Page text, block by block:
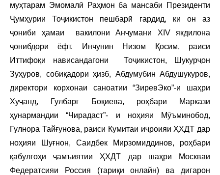
муҳтарам Эмомалӣ Раҳмон ба мансаби Президенти
Ҷумҳурии Тоҷикистон пешбарӣ гардид, ки он аз
ҷониби ҳамаи вакилони Анҷумани XIV якдилона
ҷонибдорӣ ёфт. Инчунин Низом Қосим, раиси
Иттифоқи нависандагони Тоҷикистон, Шукурҷон
Зуҳуров, собиқадори ҳизб, Абдумубин Абдушукуров,
директори корхонаи саноатии “ЗиревЭко”-и шаҳри
Хуҷанд, Гулбарг Боқиева, роҳбари Маркази
ҳунармандии “Чирадаст”- и ноҳияи Мӯъминобод,
Гулнора Тайғунова, раиси Кумитаи иҷроияи ҲХДТ дар
ноҳияи Шуғнон, Саидбек Мирзомиддинов, роҳбари
қабулгоҳи ҷамъиятии ҲХДТ дар шаҳри Москваи
Федератсияи Россия (тариқи онлайн) ва дигарон